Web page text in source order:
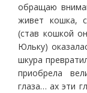
обращаю
живет кошка,
(став кошкой
Юльку)
шкура
приобрела
глаза… ах эти